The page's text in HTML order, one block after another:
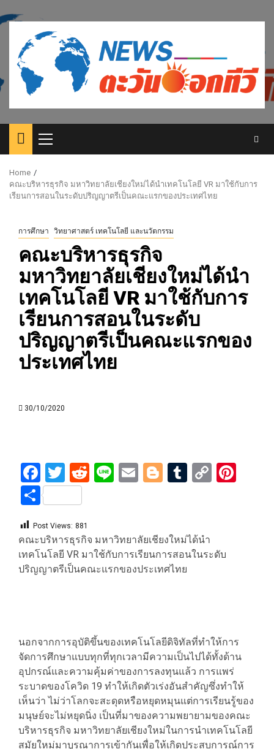
to
content
Primary
Menu
Home
คณะบริหารธุรกิจ มหาวิทยาลัยเชียงใหม่ได้นำเทคโนโลยี VR มาใช้กับการ
เรียนการสอนในระดับปริญญาตรีเป็นคณะแรกของประเทศไทย
การศึกษา วิทยาศาสตร์ เทคโนโลยี และนวัตกรรม
คณะบริหารธุรกิจ
มหาวิทยาลัยเชียงใหม่ได้นำ
เทคโนโลยี VR มาใช้กับการ
เรียนการสอนในระดับ
ปริญญาตรีเป็นคณะแรกของ
ประเทศไทย
30/10/2020
Facebook
Twitter
Reddit
LineEmailBlogger
Tumblr
Copy
Share
Post Views: 881
คณะบริหารธุรกิจ มหาวิทยาลัยเชียงใหม่ได้นำ
เทคโนโลยี VR มาใช้กับการเรียนการสอนในระดับ
ปริญญาตรีเป็นคณะแรกของประเทศไทย
นอกจากการอุบัติขึ้นของเทคโนโลยีดิจิทัลที่ทำให้การ
จัดการศึกษาแบบทุกที่ทุกเวลามีความเป็นไปได้ทั้งด้าน
อุปกรณ์และความคุ้มค่าของการลงทุนแล้ว การแพร่
ระบาดของโควิด 19 ทำให้เกิดตัวเร่งอันสำคัญซึ่งทำให้
เห็นว่า ไม่ว่าโลกจะสะดุดหรือหยุดหมุนแต่การเรียนรู้ของ
มนุษย์จะไม่หยุดนิ่ง เป็นที่มาของความพยายามของคณะ
บริหารธุรกิจ มหาวิทยาลัยเชียงใหม่ในการนำเทคโนโลยี
สมัยใหม่มาบูรณาการเข้ากันเพื่อให้เกิดประสบการณ์การ